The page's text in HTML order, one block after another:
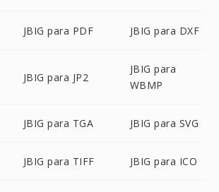
JBIG para PDF JBIG para DXF
JBIG para JP2
JBIG para
WBMP
JBIG para TGA JBIG para SVG
JBIG para TIFF JBIG para ICO